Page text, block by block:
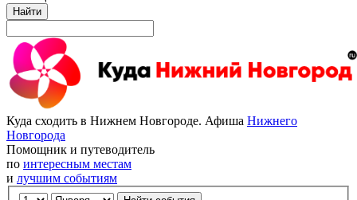
Найти
Куда сходить в Нижнем Новгороде. Афиша Нижнего
Новгорода
Помощник и путеводитель
по интересным местам
и лучшим событиям